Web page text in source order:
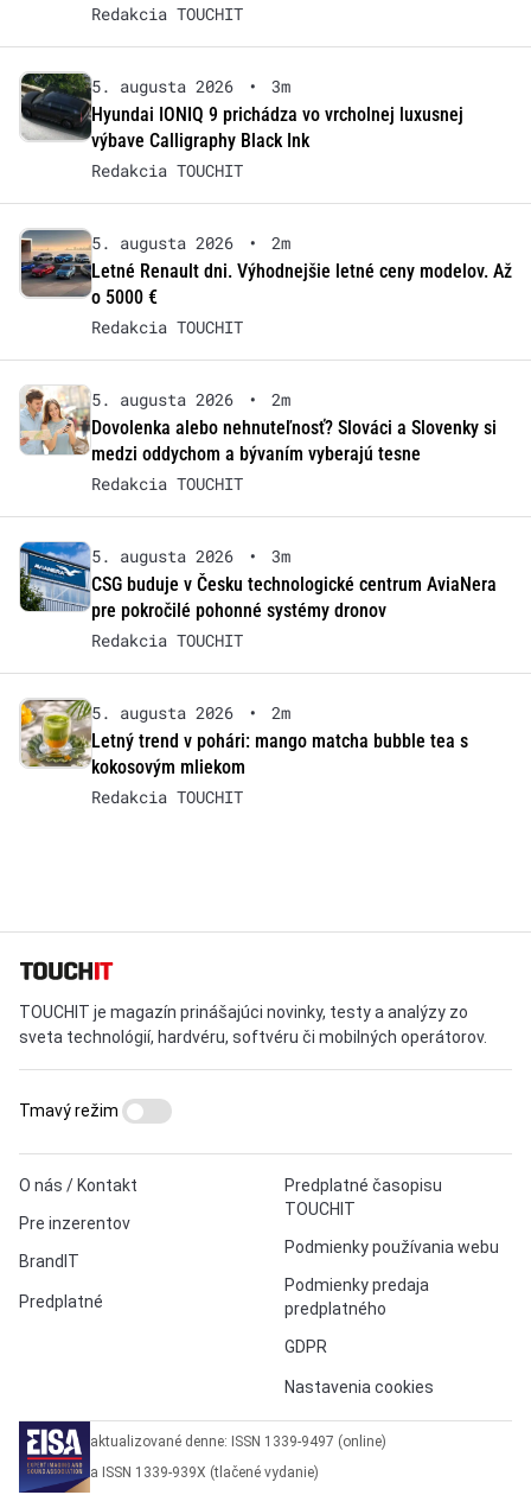
Redakcia TOUCHIT
5. augusta 2026 •
3m
Hyundai IONIQ 9 prichádza vo vrcholnej luxusnej
výbave Calligraphy Black Ink
Redakcia TOUCHIT
5. augusta 2026 •
2m
Letné Renault dni. Výhodnejšie letné ceny modelov. Až
o 5000 €
Redakcia TOUCHIT
5. augusta 2026 •
2m
Dovolenka alebo nehnuteľnosť? Slováci a Slovenky si
medzi oddychom a bývaním vyberajú tesne
Redakcia TOUCHIT
5. augusta 2026 •
3m
CSG buduje v Česku technologické centrum AviaNera
pre pokročilé pohonné systémy dronov
Redakcia TOUCHIT
5. augusta 2026 •
2m
Letný trend v pohári: mango matcha bubble tea s
kokosovým mliekom
Redakcia TOUCHIT
TOUCHIT je magazín prinášajúci novinky, testy a analýzy zo
sveta technológií, hardvéru, softvéru či mobilných operátorov.
O nás / Kontakt
Pre inzerentov
BrandIT
Predplatné
Predplatné časopisu
TOUCHIT
Podmienky používania webu
Podmienky predaja
predplatného
GDPR
Nastavenia cookies
Tmavý režim
aktualizované denne: ISSN 1339-9497 (online)
a ISSN 1339-939X (tlačené vydanie)